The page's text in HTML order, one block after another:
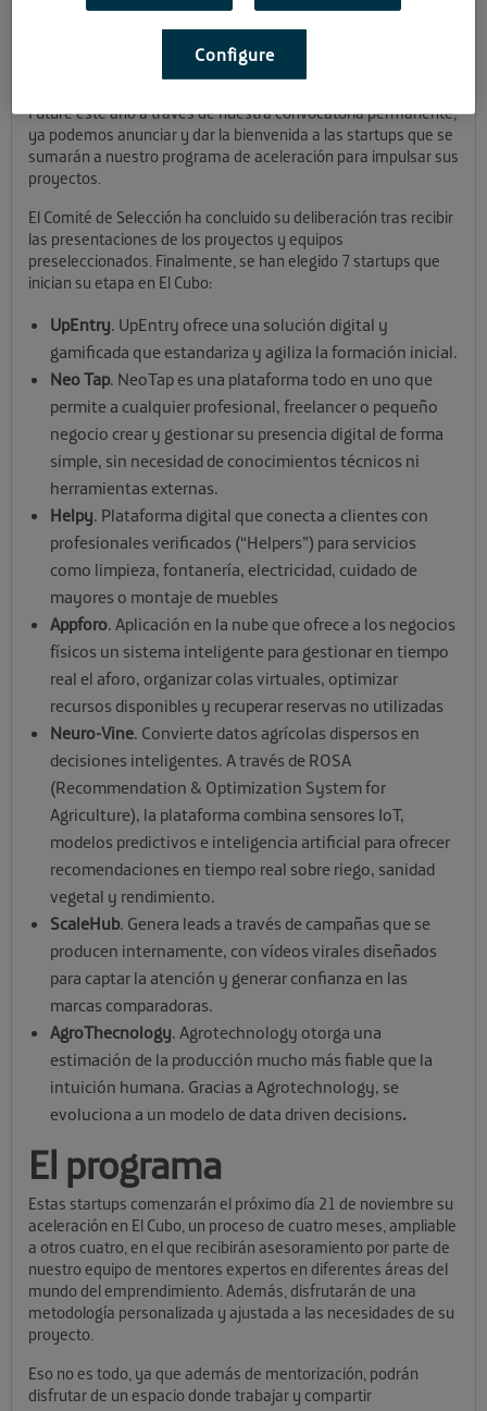
Por fin podemos dar la bienvenida a las startups seleccionadas
que se incorporarán a El Cubo para acelerar sus proyectos.
Future este año a través de nuestra convocatoria permanente,
ya podemos anunciar y dar la bienvenida a las startups que se
sumarán a nuestro programa de aceleración para impulsar sus
proyectos.
El Comité de Selección ha concluido su deliberación tras recibir
las presentaciones de los proyectos y equipos
preseleccionados. Finalmente, se han elegido 7 startups que
inician su etapa en El Cubo:
UpEntry. UpEntry ofrece una solución digital y
gamificada que estandariza y agiliza la formación inicial.
Neo Tap. NeoTap es una plataforma todo en uno que
permite a cualquier profesional, freelancer o pequeño
negocio crear y gestionar su presencia digital de forma
simple, sin necesidad de conocimientos técnicos ni
herramientas externas.
Helpy. Plataforma digital que conecta a clientes con
profesionales verificados (“Helpers”) para servicios
como limpieza, fontanería, electricidad, cuidado de
mayores o montaje de muebles
Appforo. Aplicación en la nube que ofrece a los negocios
físicos un sistema inteligente para gestionar en tiempo
real el aforo, organizar colas virtuales, optimizar
recursos disponibles y recuperar reservas no utilizadas
Neuro-Vine. Convierte datos agrícolas dispersos en
decisiones inteligentes. A través de ROSA
(Recommendation & Optimization System for
Agriculture), la plataforma combina sensores IoT,
modelos predictivos e inteligencia artificial para ofrecer
recomendaciones en tiempo real sobre riego, sanidad
vegetal y rendimiento.
ScaleHub. Genera leads a través de campañas que se
producen internamente, con vídeos virales diseñados
para captar la atención y generar confianza en las
marcas comparadoras.
AgroThecnology. Agrotechnology otorga una
estimación de la producción mucho más fiable que la
intuición humana. Gracias a Agrotechnology, se
evoluciona a un modelo de data driven decisions.
El programa
Estas startups comenzarán el próximo día 21 de noviembre su
aceleración en El Cubo, un proceso de cuatro meses, ampliable
a otros cuatro, en el que recibirán asesoramiento por parte de
nuestro equipo de mentores expertos en diferentes áreas del
mundo del emprendimiento. Además, disfrutarán de una
metodología personalizada y ajustada a las necesidades de su
proyecto.
Eso no es todo, ya que además de mentorización, podrán
disfrutar de un espacio donde trabajar y compartir
Configure